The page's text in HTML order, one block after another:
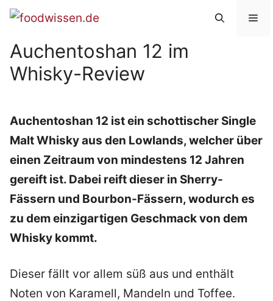
Zum
springen
Auchentoshan 12 im
Whisky-Review
Auchentoshan 12 ist ein schottischer Single
Malt Whisky aus den Lowlands, welcher über
einen Zeitraum von mindestens 12 Jahren
gereift ist. Dabei reift dieser in Sherry-
Fässern und Bourbon-Fässern, wodurch es
zu dem einzigartigen Geschmack von dem
Whisky kommt.
Dieser fällt vor allem süß aus und enthält
Noten von Karamell, Mandeln und Toffee.